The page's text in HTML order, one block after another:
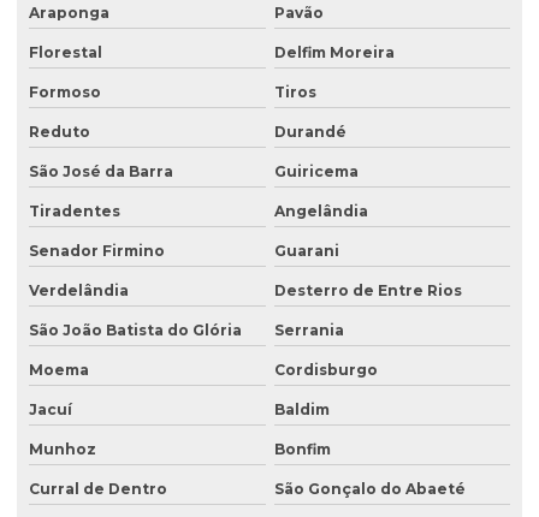
Araponga Pavão
Florestal Delfim Moreira
Formoso Tiros
Reduto Durandé
São José da Barra Guiricema
Tiradentes Angelândia
Senador Firmino Guarani
Verdelândia Desterro de Entre Rios
São João Batista do Glória Serrania
Moema Cordisburgo
Jacuí Baldim
Munhoz Bonfim
Curral de Dentro São Gonçalo do Abaeté